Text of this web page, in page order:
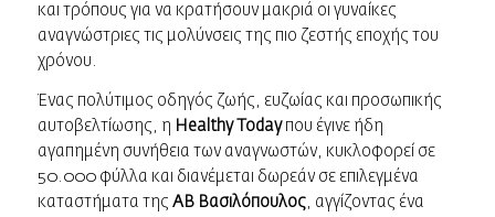
και τρόπους για να κρατήσουν μακριά οι γυναίκες
αναγνώστριες τις μολύνσεις της πιο ζεστής εποχής του
χρόνου.
Ένας πολύτιμος οδηγός ζωής, ευζωίας και προσωπικής
αυτοβελτίωσης, η Healthy Todayπου έγινε ήδη
αγαπημένη συνήθεια των αναγνωστών, κυκλοφορεί σε
50.000 φύλλα και διανέμεται δωρεάν σε επιλεγμένα
καταστήματα της ΑΒ Βασιλόπουλος, αγγίζοντας ένα